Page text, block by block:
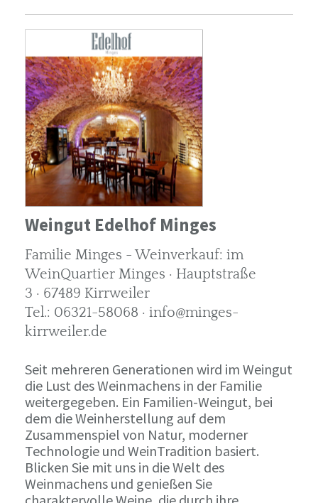
Weingut Edelhof Minges
Familie Minges - Weinverkauf: im
WeinQuartier Minges · Hauptstraße
3 · 67489 Kirrweiler
Tel.: 06321-58068 · info@minges-
kirrweiler.de
Seit mehreren Generationen wird im Weingut
die Lust des Weinmachens in der Familie
weitergegeben. Ein Familien-Weingut, bei
dem die Weinherstellung auf dem
Zusammenspiel von Natur, moderner
Technologie und WeinTradition basiert.
Blicken Sie mit uns in die Welt des
Weinmachens und genießen Sie